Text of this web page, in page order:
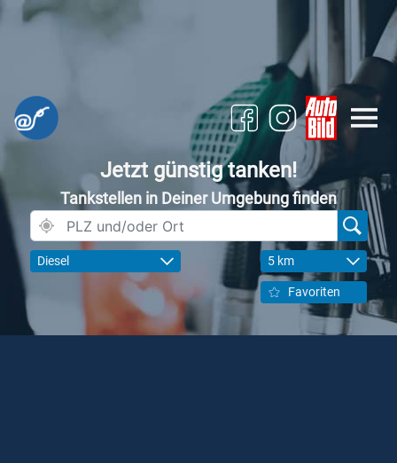
Jetzt günstig tanken!
Tankstellen in Deiner Umgebung finden
Diesel 5 km
Favoriten